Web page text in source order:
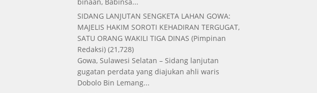
binaan, Babinsa...
SIDANG LANJUTAN SENGKETA LAHAN GOWA:
MAJELIS HAKIM SOROTI KEHADIRAN TERGUGAT,
SATU ORANG WAKILI TIGA DINAS (Pimpinan
Redaksi) (21,728)
Gowa, Sulawesi Selatan – Sidang lanjutan
gugatan perdata yang diajukan ahli waris
Dobolo Bin Lemang...